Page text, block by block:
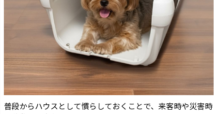
普段からハウスとして慣らしておくことで、来客時や災害時